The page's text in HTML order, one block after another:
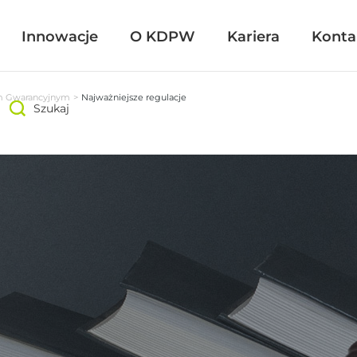
Innowacje O KDPW Kariera
Szukaj
Innowacje O KDPW Kariera
Szukaj
Gwarancyjnym Najważniejsze regulacje